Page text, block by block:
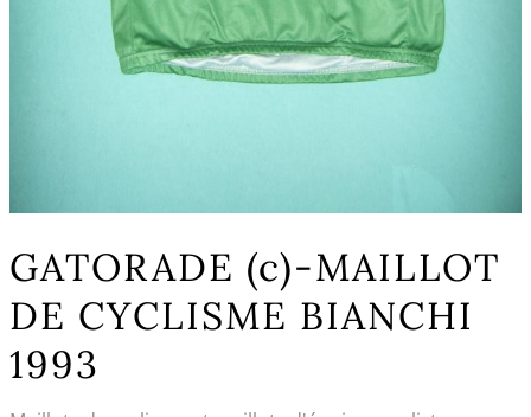
GATORADE (c)-MAILLOT
DE CYCLISME BIANCHI
1993